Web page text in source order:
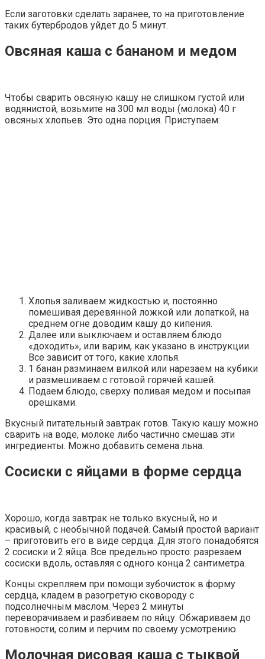
Если заготовки сделать заранее, то на приготовление
таких бутербродов уйдет до 5 минут.
Овсяная каша с бананом и медом
Чтобы сварить овсяную кашу не слишком густой или
водянистой, возьмите на 300 мл воды (молока) 40 г
овсяных хлопьев. Это одна порция. Приступаем:
Хлопья заливаем жидкостью и, постоянно
помешивая деревянной ложкой или лопаткой, на
среднем огне доводим кашу до кипения.
Далее или выключаем и оставляем блюдо
«доходить», или варим, как указано в инструкции.
Все зависит от того, какие хлопья.
1 банан разминаем вилкой или нарезаем на кубики
и размешиваем с готовой горячей кашей.
Подаем блюдо, сверху поливая медом и посыпая
орешками.
Вкусный питательный завтрак готов. Такую кашу можно
сварить на воде, молоке либо частично смешав эти
ингредиенты. Можно добавить семена льна.
Сосиски с яйцами в форме сердца
Хорошо, когда завтрак не только вкусный, но и
красивый, с необычной подачей. Самый простой вариант
– приготовить его в виде сердца. Для этого понадобятся
2 сосиски и 2 яйца. Все предельно просто: разрезаем
сосиски вдоль, оставляя с одного конца 2 сантиметра.
Концы скрепляем при помощи зубочисток в форму
сердца, кладем в разогретую сковороду с
подсолнечным маслом. Через 2 минуты
переворачиваем и разбиваем по яйцу. Обжариваем до
готовности, солим и перчим по своему усмотрению.
Молочная рисовая каша с тыквой